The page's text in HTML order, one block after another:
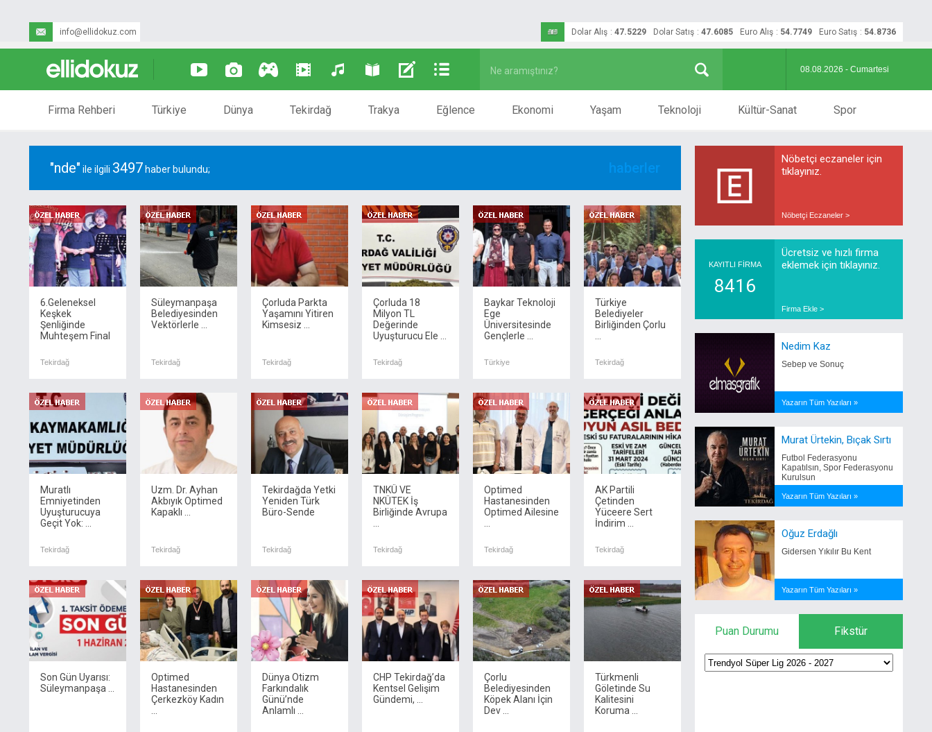
info@ellidokuz.com Dolar Alış : 47.5229 Dolar Satış : 47.6085 Euro Alış : 54.7749 Euro Satış : 54.8736
08.08.2026 - Cumartesi
Firma Rehberi Türkiye Dünya Tekirdağ Trakya Eğlence Ekonomi Yaşam Teknoloji Kültür-Sanat Spor
"nde" ile ilgili 3497 haber bulundu; haberler
6.Geleneksel
Keşkek
Şenliğinde
Muhteşem Final
Tekirdağ
Süleymanpaşa
Belediyesinden
Vektörlerle ...
Tekirdağ
Çorluda Parkta
Yaşamını Yitiren
Kimsesiz ...
Tekirdağ
Çorluda 18
Milyon TL
Değerinde
Uyuşturucu Ele ...
Tekirdağ
Baykar Teknoloji
Ege
Üniversitesinde
Gençlerle ...
Türkiye
Türkiye
Belediyeler
Birliğinden Çorlu
Tekirdağ
Muratlı
Emniyetinden
Uyuşturucuya
Geçit Yok: ...
Tekirdağ
Uzm. Dr. Ayhan
Akbıyık Optimed
Kapaklı ...
Tekirdağ
Tekirdağda Yetki
Yeniden Türk
Büro-Sende
Tekirdağ
TNKÜ VE
NKÜTEK İş
Birliğinde Avrupa
Tekirdağ
Optimed
Hastanesinden
Optimed Ailesine
Tekirdağ
AK Partili
Çetinden
Yüceere Sert
İndirim ...
Tekirdağ
Son Gün Uyarısı:
Süleymanpaşa ...
Optimed
Hastanesinden
Çerkezköy Kadın
Dünya Otizm
Farkındalık
Günü’nde
Anlamlı ...
CHP Tekirdağ’da
Kentsel Gelişim
Gündemi, ...
Çorlu
Belediyesinden
Köpek Alanı İçin
Dev ...
Türkmenli
Göletinde Su
Kalitesini
Koruma ...
Nöbetçi eczaneler için
tıklayınız.
Nöbetçi Eczaneler >
KAYITLI FİRMA
8416
Ücretsiz ve hızlı firma
eklemek için tıklayınız.
Firma Ekle >
Nedim Kaz
Sebep ve Sonuç
Yazarın Tüm Yazıları »
Murat Ürtekin, Bıçak Sırtı
Futbol Federasyonu
Kapatılsın, Spor Federasyonu
Kurulsun
Yazarın Tüm Yazıları »
Oğuz Erdağlı
Gidersen Yıkılır Bu Kent
Yazarın Tüm Yazıları »
Puan Durumu Fikstür